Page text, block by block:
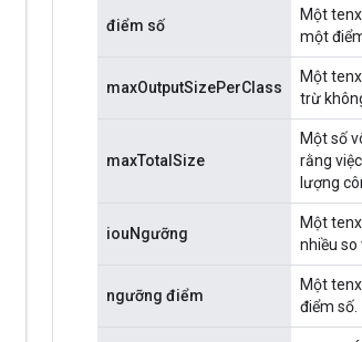
điểm số
Một
một
maxOutputSizePerClass
Một
trừ
maxTotalSize
Một số
rằng
lượng
iouNgưỡng
Một
nhiều so
ngưỡng điểm
Một
điểm số.